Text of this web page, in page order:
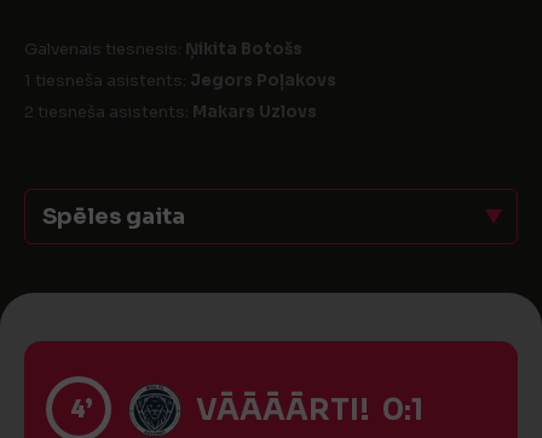
Galvenais tiesnesis: Ņikita Botošs
1 tiesneša asistents: Jegors Poļakovs
2 tiesneša asistents: Makars Uzlovs
Spēles gaita
4’ VĀĀĀĀRTI! 0:1